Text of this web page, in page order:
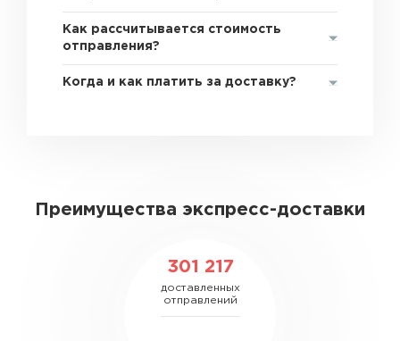
Как рассчитывается стоимость
отправления?
Когда и как платить за доставку?
Преимущества экспресс-доставки
301 217
доставленных
отправлений